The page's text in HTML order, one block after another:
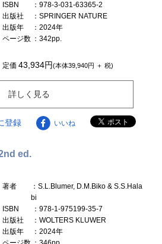
ISBN
：978-3-031-63365-2
出版社
：SPRINGER NATURE
出版年
：2024年
ページ数 ：342pp.
定価43,934円(本体39,940円 ＋ 税)
詳しく見る
登録 いいね
ed.
著者
：S.L.Blumer, D.M.Biko & S.S.Hala
bi
ISBN
：978-1-975199-35-7
出版社
：WOLTERS KLUWER
出版年
：2024年